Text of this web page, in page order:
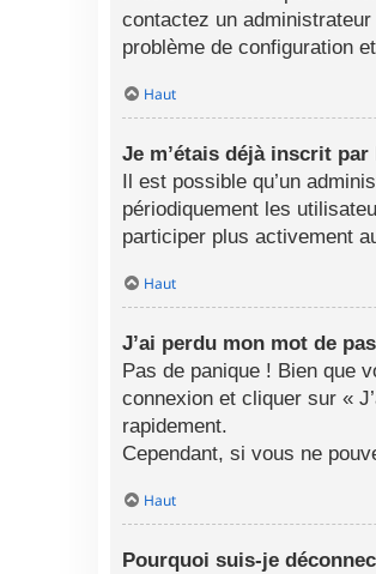
contactez un
problème de configuration
Haut
Je m’étais déjà inscrit
Il est possible qu’un
périodiquement les
participer plus activement
Haut
J’ai perdu mon mot de
Pas de panique ! Bien que
connexion et cliquer sur «
rapidement.
Cependant, si vous ne
Haut
Pourquoi suis-je